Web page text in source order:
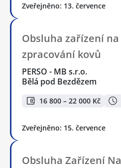
Zveřejněno: 13. července
Obsluha zařízení na
zpracování kovů
PERSO - MB s.r.o.
Bělá pod Bezdězem
16 800 – 22 000 Kč
Zveřejněno: 15. července
Obsluha Zařízení Na